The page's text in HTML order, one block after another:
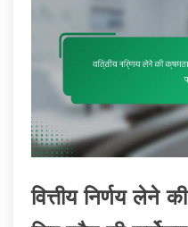
वित्तीय निर्णय लेने